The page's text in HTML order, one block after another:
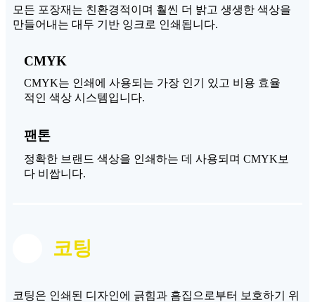
모든 포장재는 친환경적이며 훨씬 더 밝고 생생한 색상을
만들어내는 대두 기반 잉크로 인쇄됩니다.
CMYK
CMYK는 인쇄에 사용되는 가장 인기 있고 비용 효율
적인 색상 시스템입니다.
팬톤
정확한 브랜드 색상을 인쇄하는 데 사용되며 CMYK보
다 비쌉니다.
코팅
코팅은 인쇄된 디자인에 긁힘과 흠집으로부터 보호하기 위